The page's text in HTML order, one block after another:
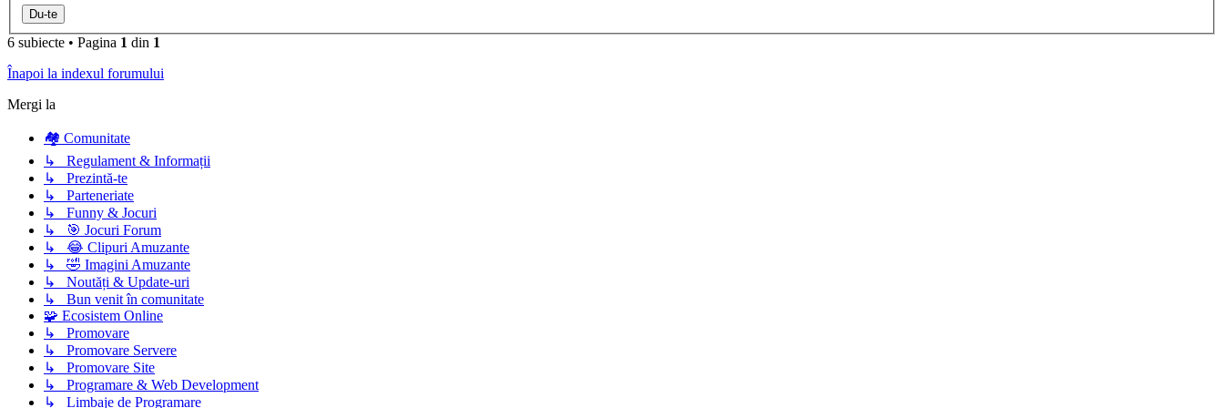
6 subiecte • Pagina 1 din 1
Înapoi la indexul forumului
Mergi la
🏘️ Comunitate
↳ Regulament & Informații
↳ Prezintă-te
↳ Parteneriate
↳ Funny & Jocuri
↳ 🎯 Jocuri Forum
↳ 😂 Clipuri Amuzante
↳ 🤣 Imagini Amuzante
↳ Noutăți & Update-uri
↳ Bun venit în comunitate
🧩 Ecosistem Online
↳ Promovare
↳ Promovare Servere
↳ Promovare Site
↳ Programare & Web Development
↳ Limbaje de Programare